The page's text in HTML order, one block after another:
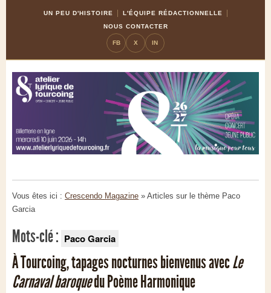
UN PEU D'HISTOIRE
L'ÉQUIPE RÉDACTIONNELLE
NOUS CONTACTER
FB X IN
Vous êtes ici : Crescendo Magazine » Articles sur le thème Paco
Garcia
Mots-clé : Paco Garcia
À Tourcoing, tapages nocturnes bienvenus avecLe
Carnaval baroquedu Poème Harmonique